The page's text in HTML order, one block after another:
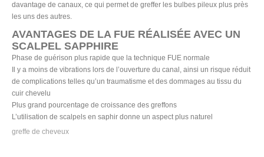
davantage de canaux, ce qui permet de greffer les bulbes pileux plus près
les uns des autres.
AVANTAGES DE LA FUE RÉALISÉE AVEC UN
SCALPEL SAPPHIRE
Phase de guérison plus rapide que la technique FUE normale
Il y a moins de vibrations lors de l’ouverture du canal, ainsi un risque réduit
de complications telles qu’un traumatisme et des dommages au tissu du
cuir chevelu
Plus grand pourcentage de croissance des greffons
L’utilisation de scalpels en saphir donne un aspect plus naturel
greffe de cheveux